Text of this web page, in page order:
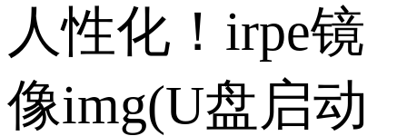
人性化！irpe镜
像img(U盘启动